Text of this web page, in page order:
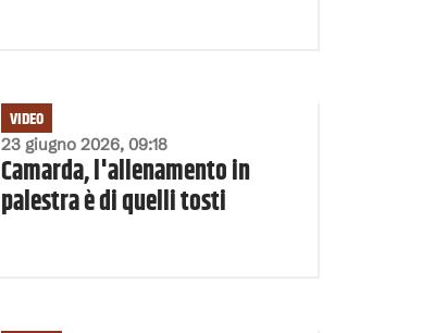
23 giugno 2026, 09:18
VIDEO
Camarda, l'allenamento in
palestra è di quelli tosti